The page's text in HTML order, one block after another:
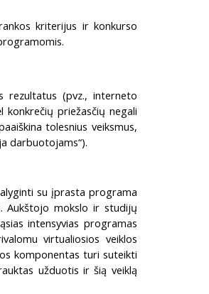
kriterijus ir konkurso
rezultatus (pvz., interneto
priežasčių negali
tolesnius veiksmus,
darbuotojams“).
su įprasta programa
Aukštojo mokslo ir studijų
intensyvias programas
virtualiosios veiklos
komponentas turi suteikti
užduotis ir šią veiklą